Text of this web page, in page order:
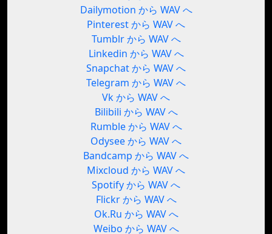
Dailymotion から WAV へ
Pinterest から WAV へ
Tumblr から WAV へ
Linkedin から WAV へ
Snapchat から WAV へ
Telegram から WAV へ
Vk から WAV へ
Bilibili から WAV へ
Rumble から WAV へ
Odysee から WAV へ
Bandcamp から WAV へ
Mixcloud から WAV へ
Spotify から WAV へ
Flickr から WAV へ
Ok.Ru から WAV へ
Weibo から WAV へ